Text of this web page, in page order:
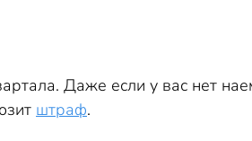
Даже если у вас нет
штраф.